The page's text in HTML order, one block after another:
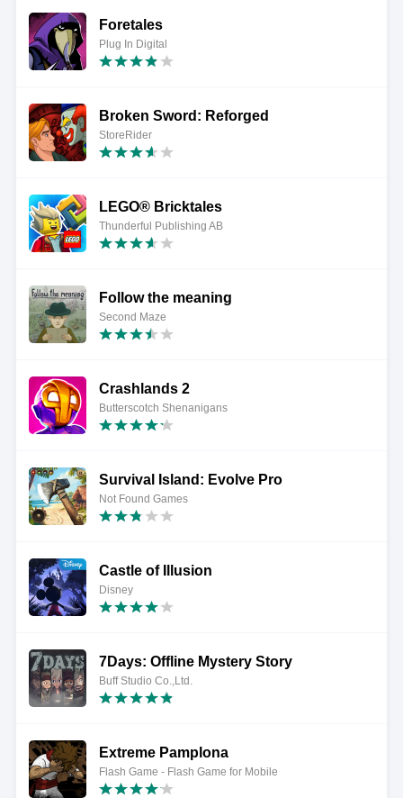
Foretales
Plug In Digital
Broken Sword: Reforged
StoreRider
LEGO® Bricktales
Thunderful Publishing AB
Follow the meaning
Second Maze
Crashlands 2
Butterscotch Shenanigans
Survival Island: Evolve Pro
Not Found Games
Castle of Illusion
Disney
7Days: Offline Mystery Story
Buff Studio Co.,Ltd.
Extreme Pamplona
Flash Game - Flash Game for Mobile